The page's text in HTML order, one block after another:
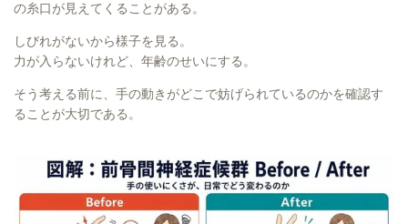
の糸口が見えてくることがある。
しびれがないから様子を見る。
力が入らないけれど、年齢のせいにする。
そう考える前に、手の動きがどこで妨げられているのかを確認す
ることが大切である。